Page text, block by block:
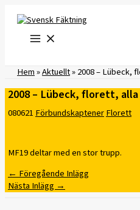
innehåll
Hem»Aktuellt»2008 – Lübeck,
2008 – Lübeck, florett,
080621FörbundskaptenerFlorett
MF19 deltar med en stor trupp.
←Föregående Inlägg
Nästa Inlägg→